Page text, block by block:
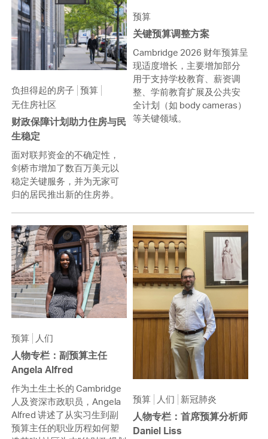
负担得起的房子 预算
无住房社区
财政保障计划助力住房与民
生稳定
面对联邦资金的不确定性，
剑桥市增加了数百万美元以
稳定关键服务，并为无家可
归的居民推出新的住房券。
预算
关键预算调整方案
Cambridge 2026 财年预算呈
现适度增长，主要增加部分
用于支持学校教育、薪资调
整、学前教育扩展及公共安
全计划（如 body cameras）
等关键领域。
预算 人们
人物专栏：副预算主任
Angela Alfred
作为土生土长的 Cambridge
人及资深市政职员，Angela
Alfred 讲述了从实习生到副
预算主任的职业历程如何塑
预算 人们 新冠肺炎
人物专栏：首席预算分析师
Daniel Liss